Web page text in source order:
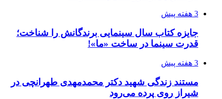
3 هفته پیش
جایزه کتاب سال سینمایی برندگانش را شناخت؛
قدرت سینما در ساخت «ما»!
3 هفته پیش
مستند زندگی شهید دکتر محمدمهدی طهرانچی در
شیراز روی پرده می‌رود